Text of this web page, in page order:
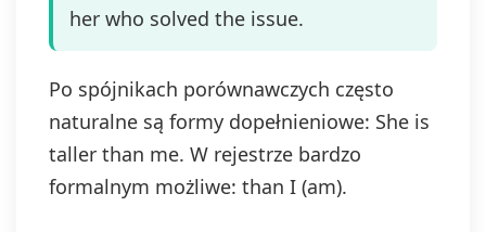
her who solved the issue.
Po spójnikach porównawczych często
naturalne są formy dopełnieniowe: She is
taller than me. W rejestrze bardzo
formalnym możliwe: than I (am).